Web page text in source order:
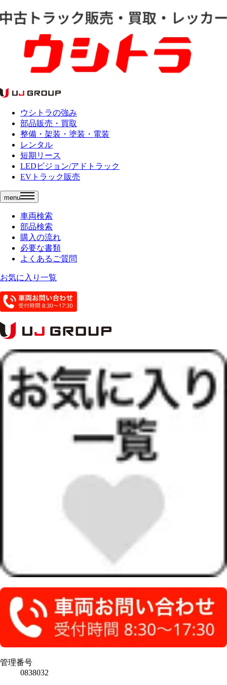
ウシトラの強み
部品販売・買取
整備・架装・塗装・電装
レンタル
短期リース
LEDビジョン/アドトラック
EVトラック販売
menu
車両検索
部品検索
購入の流れ
必要な書類
よくあるご質問
お気に入り一覧
管理番号
0838032